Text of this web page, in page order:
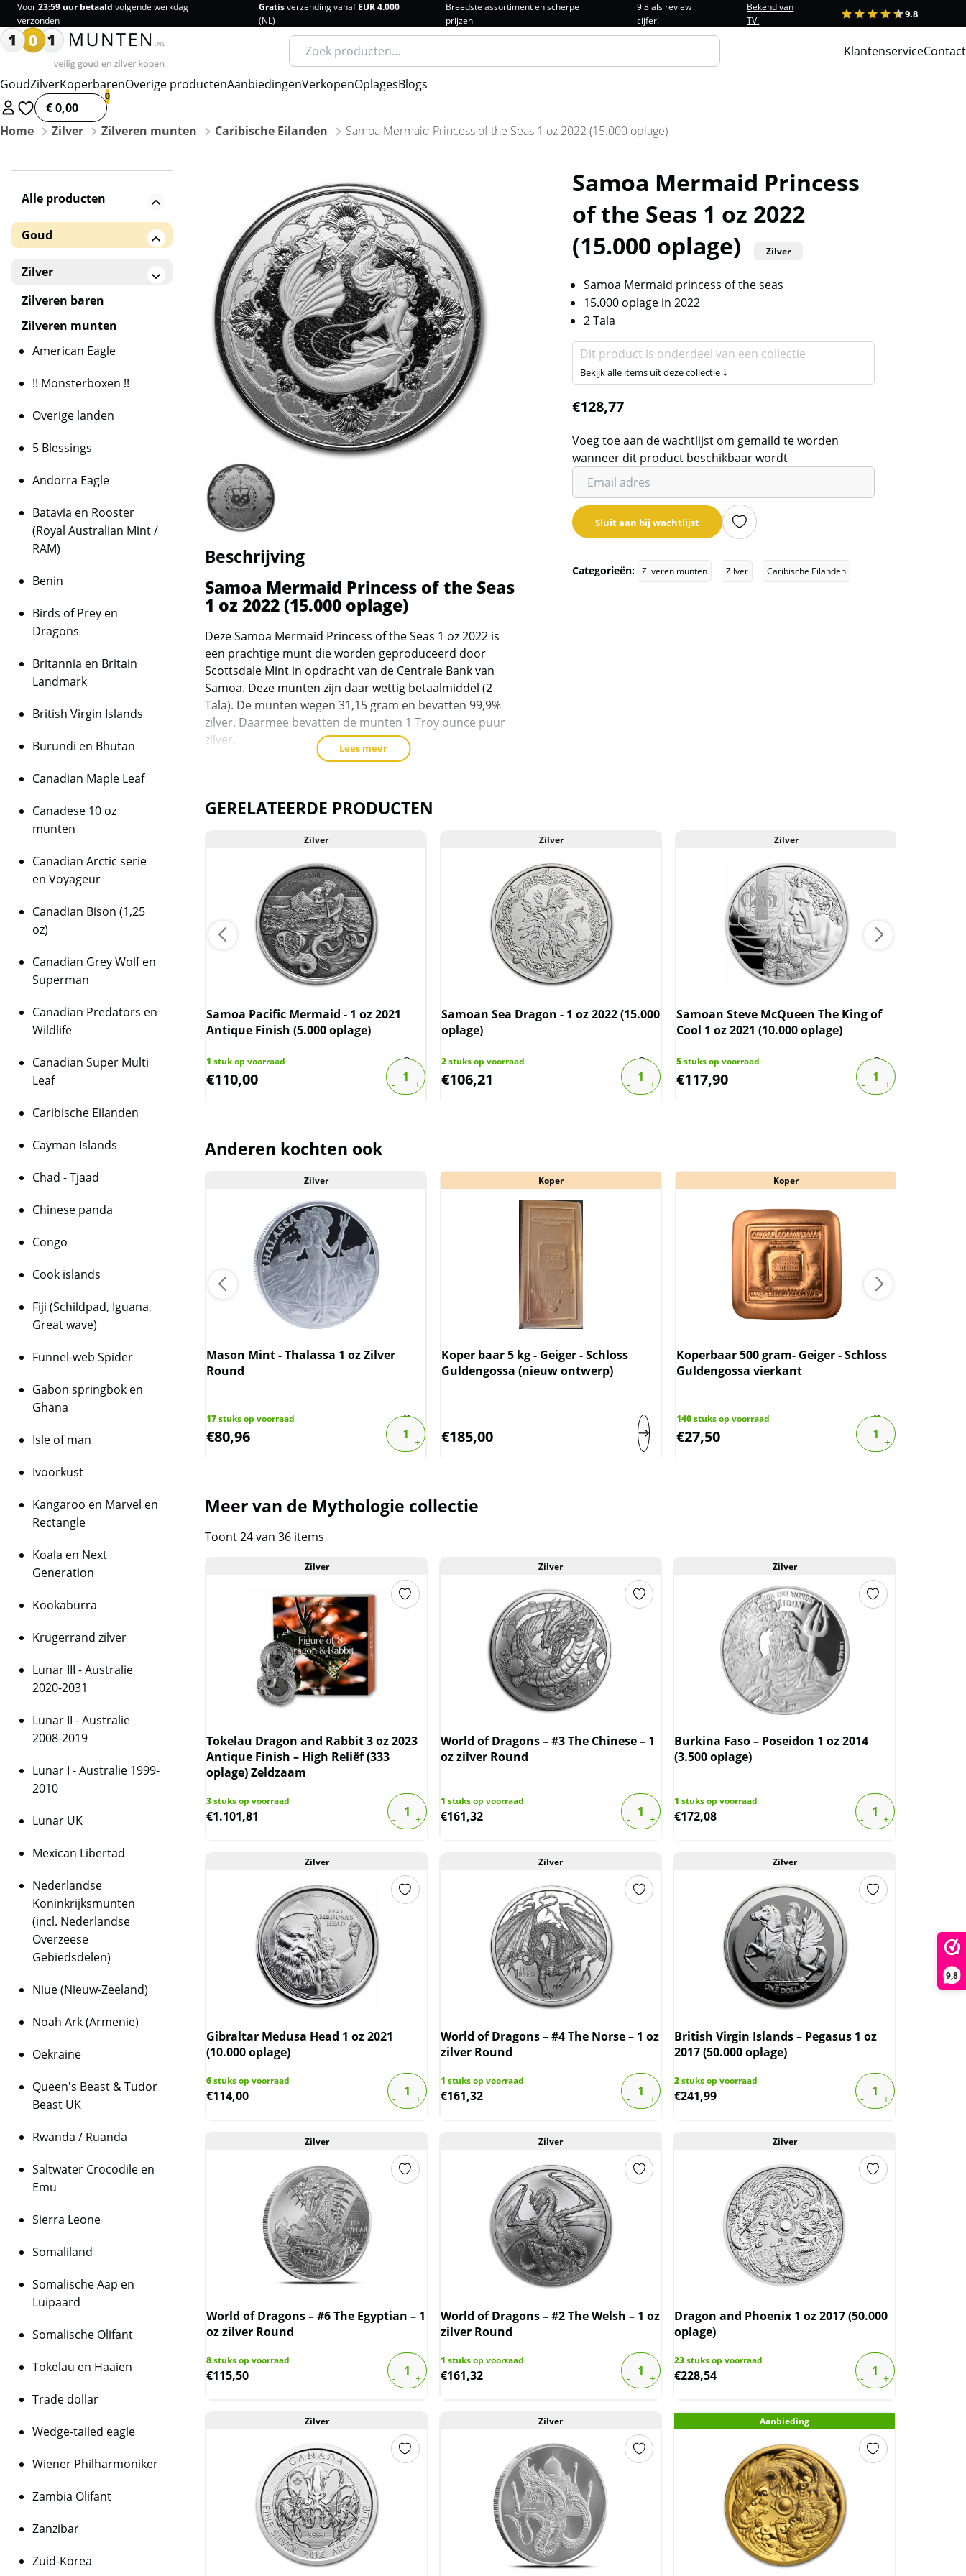
9,8
Voor23:59 uur betaald volgende werkdag
verzonden
Gratisverzending vanafEUR 4.000
(NL)
Breedste assortiment en scherpe
prijzen
9.8 als review
cijfer!
Bekend van
TV!
1 2 3 4 5 9.8
Zoeken
naar:
KlantenserviceContact
GoudZilverKoperbarenOverige productenAanbiedingenVerkopenOplagesBlogs
€ 0,00
Home
Zilver Zilveren munten Caribische Eilanden Samoa Mermaid Princess of the Seas 1 oz 2022 (15.000 oplage)
Beschrijving
Samoa Mermaid Princess of the Seas
1 oz 2022 (15.000 oplage)
Deze Samoa Mermaid Princess of the Seas 1 oz 2022 is
een prachtige munt die worden geproduceerd door
Scottsdale Mint in opdracht van de Centrale Bank van
Samoa. Deze munten zijn daar wettig betaalmiddel (2
Tala). De munten wegen 31,15 gram en bevatten 99,9%
zilver. Daarmee bevatten de munten 1 Troy ounce puur
zilver.
De munten hebben een oplage van slechts 15.000 stuks in
Levering
De munten worden uit voorraad geleverd, en komen
daarmee niet rechtstreeks van de producent af. Echter
zijn de munten veelal de muntcapsule niet uit geweest. De
munten kunnen soms krassen, aanslag en/of melkvlekken
bevatten.
Dit product wordt onder de margeregel verhandeld. Dit
behalen op dit product. De btw mag hierdoor door ons
niet op de factuur vermeld worden. De prijs op de website
Lees meer
Samoa Mermaid Princess
of the Seas 1 oz 2022
(15.000 oplage)
Zilver
Samoa Mermaid princess of the seas
15.000 oplage in 2022
2 Tala
Dit product is onderdeel van een collectie
Bekijk alle items uit deze collectie ⤵
€128,77
Voeg toe aan de wachtlijst om gemaild te worden
wanneer dit product beschikbaar wordt
Vul
je
email
adres
om
Sluit aan bij wachtlijst
Categorieën: Zilveren munten Zilver Caribische Eilanden
GERELATEERDE PRODUCTEN
Montserrat Emerald Isle of the
1 oz 2018 (25.000 oplage)
voorraad
Zilver
Samoa Pacific Mermaid - 1 oz 2021
Antique Finish (5.000 oplage)
1 stuk op voorraad
€110,00
Zilver
Samoan Sea Dragon - 1 oz 2022 (15.000
oplage)
2stuks op voorraad
€106,21
Zilver
Samoan Steve McQueen The King of
Cool 1 oz 2021 (10.000 oplage)
5stuks op voorraad
€117,90
Anderen kochten ook
17.5% boven spot)
op voorraad
Zilver
Mason Mint - Thalassa 1 oz Zilver
Round
17stuks op voorraad
€80,96
Koper
Koper baar 5 kg - Geiger - Schloss
Guldengossa (nieuw ontwerp)
€185,00
Koper
Koperbaar 500 gram- Geiger - Schloss
Guldengossa vierkant
140stuks op voorraad
€27,50
Meer van de Mythologie collectie
Toont 24 van 36 items
Zilver
Tokelau Dragon and Rabbit 3 oz 2023
Antique Finish – High Reliëf (333
oplage) Zeldzaam
3stuks op voorraad
€1.101,81
Zilver
World of Dragons – #3 The Chinese – 1
oz zilver Round
1 stuks op voorraad
€161,32
Zilver
Burkina Faso – Poseidon 1 oz 2014
(3.500 oplage)
1 stuks op voorraad
€172,08
Zilver
Gibraltar Medusa Head 1 oz 2021
(10.000 oplage)
6stuks op voorraad
€114,00
Zilver
World of Dragons – #4 The Norse – 1 oz
zilver Round
1 stuks op voorraad
€161,32
Zilver
British Virgin Islands – Pegasus 1 oz
2017 (50.000 oplage)
2stuks op voorraad
€241,99
Zilver
World of Dragons – #6 The Egyptian – 1
oz zilver Round
8stuks op voorraad
€115,50
Zilver
World of Dragons – #2 The Welsh – 1 oz
zilver Round
1 stuks op voorraad
€161,32
Zilver
Dragon and Phoenix 1 oz 2017 (50.000
oplage)
23stuks op voorraad
€228,54
Zilver Zilver Aanbieding
Alle producten
Goud
Gouden baren
Zilver
Zilveren baren
Zilveren munten
American Eagle
!! Monsterboxen !!
Overige landen
5 Blessings
Andorra Eagle
Batavia en Rooster
(Royal Australian Mint /
RAM)
Benin
Birds of Prey en
Dragons
Britannia en Britain
Landmark
British Virgin Islands
Burundi en Bhutan
Canadian Maple Leaf
Canadese 10 oz
munten
Canadian Arctic serie
en Voyageur
Canadian Bison (1,25
oz)
Canadian Grey Wolf en
Superman
Canadian Predators en
Wildlife
Canadian Super Multi
Leaf
Caribische Eilanden
Cayman Islands
Chad - Tjaad
Chinese panda
Congo
Cook islands
Fiji (Schildpad, Iguana,
Great wave)
Funnel-web Spider
Gabon springbok en
Ghana
Isle of man
Ivoorkust
Kangaroo en Marvel en
Rectangle
Koala en Next
Generation
Kookaburra
Krugerrand zilver
Lunar III - Australie
2020-2031
Lunar II - Australie
2008-2019
Lunar I - Australie 1999-
2010
Lunar UK
Mexican Libertad
Nederlandse
Koninkrijksmunten
(incl. Nederlandse
Overzeese
Gebiedsdelen)
Niue (Nieuw-Zeeland)
Noah Ark (Armenie)
Oekraine
Queen's Beast & Tudor
Beast UK
Rwanda / Ruanda
Saltwater Crocodile en
Emu
Sierra Leone
Somaliland
Somalische Aap en
Luipaard
Somalische Olifant
Tokelau en Haaien
Trade dollar
Wedge-tailed eagle
Wiener Philharmoniker
Zambia Olifant
Zanzibar
Zuid-Korea